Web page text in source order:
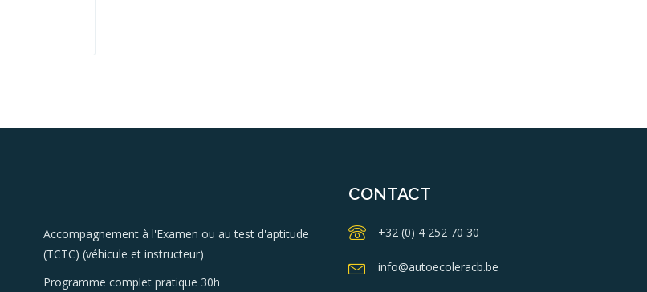
Accompagnement à l'Examen ou au test d'aptitude
(TCTC) (véhicule et instructeur)
Programme complet pratique 30h
CONTACT
+32 (0) 4 252 70 30
info@autoecoleracb.be